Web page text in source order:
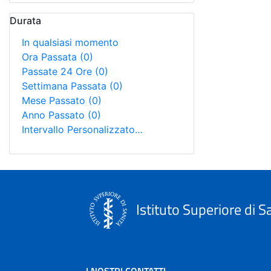
Durata
In qualsiasi momento
Ora Passata (0)
Passate 24 Ore (0)
Settimana Passata (0)
Mese Passato (0)
Anno Passato (0)
Intervallo Personalizzato…
Istituto Superiore di